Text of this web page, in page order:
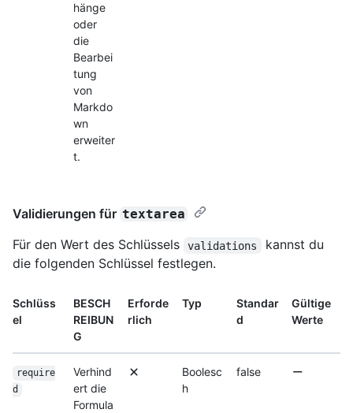
hänge
oder
die
Bearbei
tung
von
Markdo
wn
erweiter
t.
Validierungen für textarea
Für den Wert des Schlüssels validations
kannst du
die folgenden Schlüssel festlegen.
Schlüss
el
BESCH
REIBUN
G
Erforde
rlich
Typ
Standar
d
Gültige
Werte
require
d
Verhind
ert die
Formula
Boolesc
h
false